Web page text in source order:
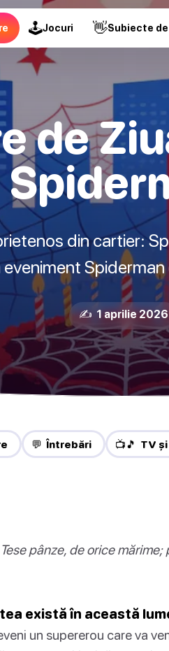
🕹Jocuri 👋Subiecte
de
din cartier:
✍️ 1 aprilie 2026
💬 Întrebări 📺🎵 TV
pânze, de orice mărime;
există în această
un supererou care va